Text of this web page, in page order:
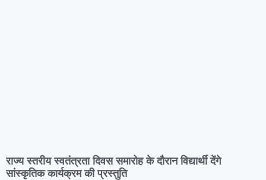
राज्य स्तरीय स्वतंत्रता दिवस समारोह के दौरान विद्यार्थी देंगे
सांस्कृतिक कार्यक्रम की प्रस्तुति